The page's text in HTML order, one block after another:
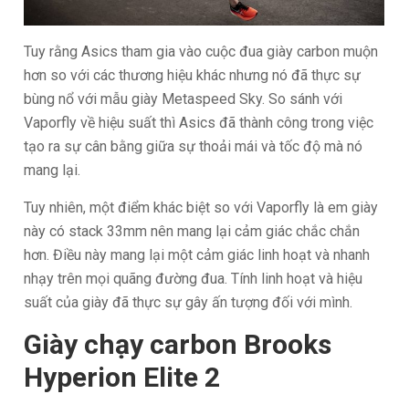
Tuy rằng Asics tham gia vào cuộc đua giày carbon muộn
hơn so với các thương hiệu khác nhưng nó đã thực sự
bùng nổ với mẫu giày Metaspeed Sky. So sánh với
Vaporfly về hiệu suất thì Asics đã thành công trong việc
tạo ra sự cân bằng giữa sự thoải mái và tốc độ mà nó
mang lại.
Tuy nhiên, một điểm khác biệt so với Vaporfly là em giày
này có stack 33mm nên mang lại cảm giác chắc chắn
hơn. Điều này mang lại một cảm giác linh hoạt và nhanh
nhạy trên mọi quãng đường đua. Tính linh hoạt và hiệu
suất của giày đã thực sự gây ấn tượng đối với mình.
Giày chạy carbon Brooks
Hyperion Elite 2